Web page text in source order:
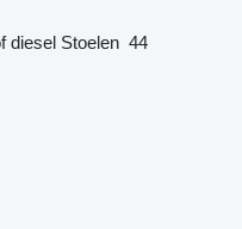
diesel Stoelen 44